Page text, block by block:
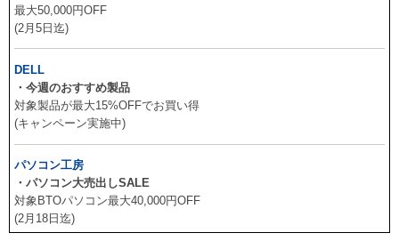
最大50,000円OFF
(2月5日迄)
DELL
・今週のおすすめ製品
対象製品が最大15%OFFでお買い得
(キャンペーン実施中)
パソコン工房
・パソコン大売出しSALE
対象BTOパソコン最大40,000円OFF
(2月18日迄)